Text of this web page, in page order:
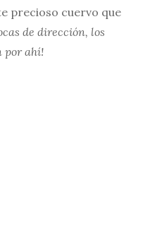
precioso cuervo que
de dirección, los
por ahí!